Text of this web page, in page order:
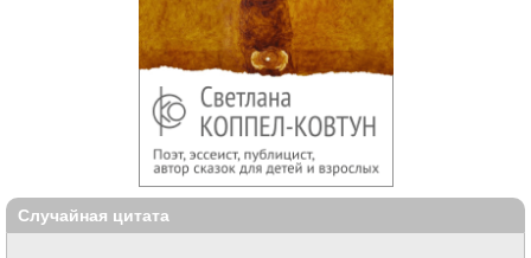
Случайная цитата